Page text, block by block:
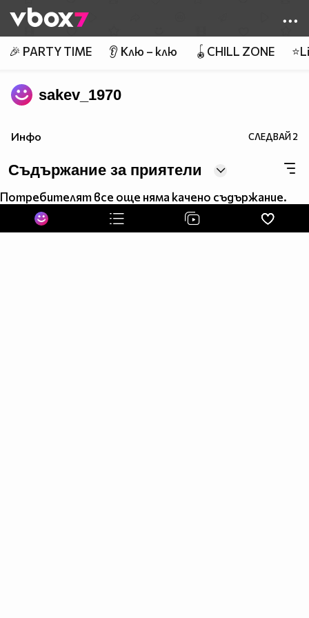
👾
🎉 PARTY TIME 👂 Клю – клю 🪀CHILL ZONE
sakev_1970
Инфо СЛЕДВАЙ2
Съдържание за приятели
Потребителят все още няма качено съдържание.